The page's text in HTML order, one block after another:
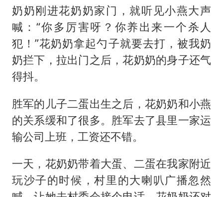
奶奶刚进花奶奶家门，就听见小燕大声
喊：“你多厉害呀？你养出来一个杀人
犯！”花奶奶拿起勺子就要去打，被我奶
奶拦下，拉出门之后，花奶奶的身子还气
得抖。
胜军的儿子二蛋出生之后，花奶奶和小燕
的关系缓和了很多。胜军去了县里一家运
输公司上班，工资还不错。
一天，花奶奶带着大蛋、二蛋在我家附近
玩沙子的时候，村里的大喇叭广播忽然